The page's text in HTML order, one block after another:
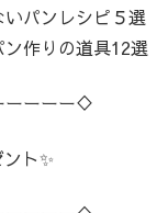
パンレシピ５選
作りの道具12選
ーーーー♢
ト✨